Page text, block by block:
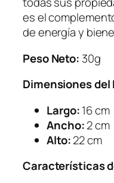
es el
de energía y
Peso Neto: 30g
Dimensiones del
Largo:16 cm
Ancho:2 cm
Alto:22 cm
Características